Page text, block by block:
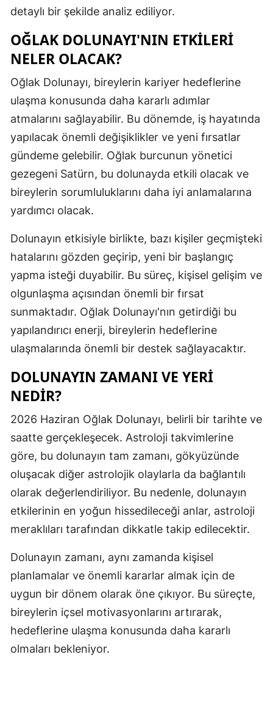
Kayseri
Kırşehir
Kocaeli
Konya
Malatya
Mardin
Muş
Rize
Sakarya
Siirt
Sinop
Tokat
detaylı bir şekilde analiz ediliyor.
OĞLAK DOLUNAYI'NIN ETKILERI
NELER OLACAK?
Oğlak Dolunayı, bireylerin kariyer hedeflerine
ulaşma konusunda daha kararlı adımlar
atmalarını sağlayabilir. Bu dönemde, iş hayatında
yapılacak önemli değişiklikler ve yeni fırsatlar
gündeme gelebilir. Oğlak burcunun yönetici
gezegeni Satürn, bu dolunayda etkili olacak ve
bireylerin sorumluluklarını daha iyi anlamalarına
yardımcı olacak.
Dolunayın etkisiyle birlikte, bazı kişiler geçmişteki
hatalarını gözden geçirip, yeni bir başlangıç
yapma isteği duyabilir. Bu süreç, kişisel gelişim ve
olgunlaşma açısından önemli bir fırsat
sunmaktadır. Oğlak Dolunayı'nın getirdiği bu
yapılandırıcı enerji, bireylerin hedeflerine
ulaşmalarında önemli bir destek sağlayacaktır.
DOLUNAYIN ZAMANI VE YERI
NEDIR?
2026 Haziran Oğlak Dolunayı, belirli bir tarihte ve
saatte gerçekleşecek. Astroloji takvimlerine
göre, bu dolunayın tam zamanı, gökyüzünde
oluşacak diğer astrolojik olaylarla da bağlantılı
olarak değerlendiriliyor. Bu nedenle, dolunayın
etkilerinin en yoğun hissedileceği anlar, astroloji
meraklıları tarafından dikkatle takip edilecektir.
Dolunayın zamanı, aynı zamanda kişisel
planlamalar ve önemli kararlar almak için de
uygun bir dönem olarak öne çıkıyor. Bu süreçte,
bireylerin içsel motivasyonlarını artırarak,
hedeflerine ulaşma konusunda daha kararlı
olmaları bekleniyor.